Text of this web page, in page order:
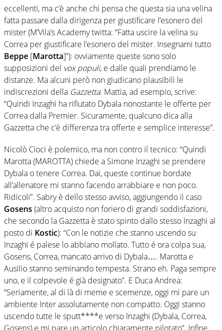
eccellenti, ma c’è anche chi pensa che questa sia una velina
fatta passare dalla dirigenza per giustificare l’esonero del
mister (M’Vila’s Academy twitta: “Fatta uscire la velina su
Correa per giustificare l’esonero del mister. Insegnami tutto
Beppe [Marotta]”): ovviamente queste sono solo
supposizioni del vox populi, e dalle quali prendiamo le
distanze. Ma alcuni però non giudicano plausibili le
indiscrezioni della Gazzetta. Mattia, ad esempio, scrive:
“Quindi Inzaghi ha rifiutato Dybala nonostante le offerte per
Correa dalla Premier. Sicuramente, qualcuno dica alla
Gazzetta che c’è differenza tra offerte e semplice interesse”.
Nicolò Cioci è polemico, ma non contro il tecnico: “Quindi
Marotta (MAROTTA) chiede a Simone Inzaghi se prendere
Dybala o tenere Correa. Dai, queste continue bordate
all’allenatore mi stanno facendo arrabbiare e non poco.
Ridicoli”. Sabry è dello stesso avviso, aggiungendo il caso
Gosens (altro acquisto non foriero di grandi soddisfazioni,
che secondo la Gazzetta è stato spinto dallo stesso Inzaghi al
posto di Kostic): “Con le notizie che stanno uscendo su
Inzaghi é palese lo abbiano mollato. Tutto é ora colpa sua,
Gosens, Correa, mancato arrivo di Dybala…. Marotta e
Ausilio stanno seminando tempesta. Strano eh. Paga sempre
uno, e il colpevole é già designato”. E Duca Andrea:
“Seriamente, al di là di meme e scemenze, oggi mi pare un
ambiente Inter assolutamente non compatto. Oggi stanno
uscendo tutte le sputt****e verso Inzaghi (Dybala, Correa,